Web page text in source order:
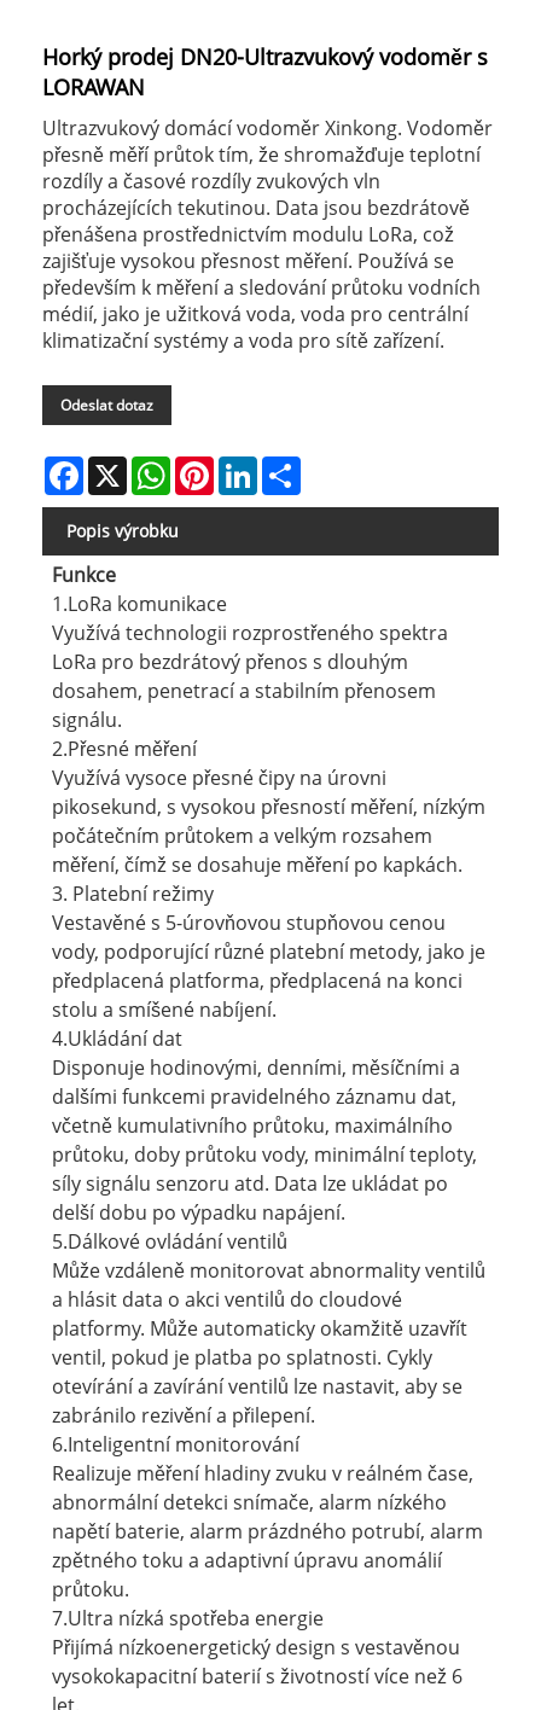
Horký prodej DN20-Ultrazvukový vodoměr s
LORAWAN
Ultrazvukový domácí vodoměr Xinkong. Vodoměr
přesně měří průtok tím, že shromažďuje teplotní
rozdíly a časové rozdíly zvukových vln
procházejících tekutinou. Data jsou bezdrátově
přenášena prostřednictvím modulu LoRa, což
zajišťuje vysokou přesnost měření. Používá se
především k měření a sledování průtoku vodních
médií, jako je užitková voda, voda pro centrální
klimatizační systémy a voda pro sítě zařízení.
Odeslat dotaz
Facebook
X WhatsAppPinterestLinkedIn
Popis výrobku
Funkce
1.LoRa komunikace
Využívá technologii rozprostřeného spektra
LoRa pro bezdrátový přenos s dlouhým
dosahem, penetrací a stabilním přenosem
signálu.
2.Přesné měření
Využívá vysoce přesné čipy na úrovni
pikosekund, s vysokou přesností měření, nízkým
počátečním průtokem a velkým rozsahem
měření, čímž se dosahuje měření po kapkách.
3. Platební režimy
Vestavěné s 5-úrovňovou stupňovou cenou
vody, podporující různé platební metody, jako je
předplacená platforma, předplacená na konci
stolu a smíšené nabíjení.
4.Ukládání dat
Disponuje hodinovými, denními, měsíčními a
dalšími funkcemi pravidelného záznamu dat,
včetně kumulativního průtoku, maximálního
průtoku, doby průtoku vody, minimální teploty,
síly signálu senzoru atd. Data lze ukládat po
delší dobu po výpadku napájení.
5.Dálkové ovládání ventilů
Může vzdáleně monitorovat abnormality ventilů
a hlásit data o akci ventilů do cloudové
platformy. Může automaticky okamžitě uzavřít
ventil, pokud je platba po splatnosti. Cykly
otevírání a zavírání ventilů lze nastavit, aby se
zabránilo rezivění a přilepení.
6.Inteligentní monitorování
Realizuje měření hladiny zvuku v reálném čase,
abnormální detekci snímače, alarm nízkého
napětí baterie, alarm prázdného potrubí, alarm
zpětného toku a adaptivní úpravu anomálií
průtoku.
7.Ultra nízká spotřeba energie
Přijímá nízkoenergetický design s vestavěnou
vysokokapacitní baterií s životností více než 6